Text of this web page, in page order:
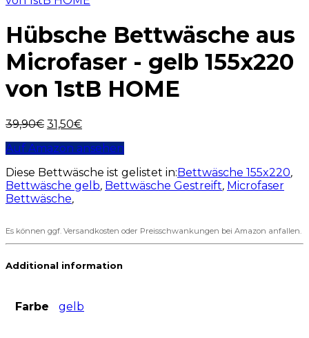
Hübsche Bettwäsche aus
Microfaser - gelb 155x220
von 1stB HOME
39,90€ 31,50€
Auf Amazon ansehen
Diese Bettwäsche ist gelistet in:Bettwäsche 155x220,
Bettwäsche gelb, Bettwäsche Gestreift, Microfaser
Bettwäsche,
Es können ggf. Versandkosten oder Preisschwankungen bei Amazon anfallen.
Additional information
Farbe gelb